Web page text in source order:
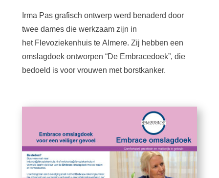
Irma Pas grafisch ontwerp werd benaderd door
twee dames die werkzaam zijn in
het Flevoziekenhuis te Almere. Zij hebben een
omslagdoek ontworpen “De Embracedoek”, die
bedoeld is voor vrouwen met borstkanker.